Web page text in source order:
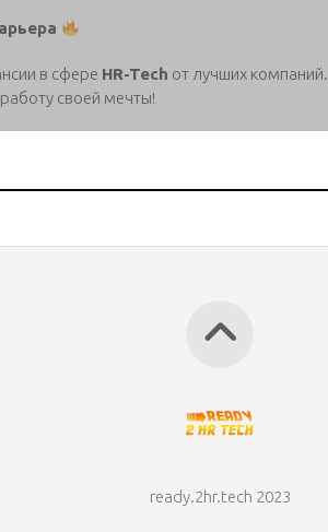
в сфере HR-Tech от лучших компаний.
своей мечты!
ready.2hr.tech 2023